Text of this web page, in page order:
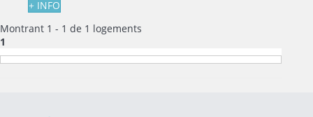
+ INFO
Montrant 1 - 1 de 1 logements
1